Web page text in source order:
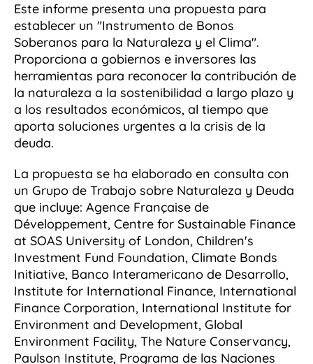
Este informe presenta una propuesta para
establecer un "Instrumento de Bonos
Soberanos para la Naturaleza y el Clima".
Proporciona a gobiernos e inversores las
herramientas para reconocer la contribución de
la naturaleza a la sostenibilidad a largo plazo y
a los resultados económicos, al tiempo que
aporta soluciones urgentes a la crisis de la
deuda.
La propuesta se ha elaborado en consulta con
un Grupo de Trabajo sobre Naturaleza y Deuda
que incluye: Agence Française de
Développement, Centre for Sustainable Finance
at SOAS University of London, Children's
Investment Fund Foundation, Climate Bonds
Initiative, Banco Interamericano de Desarrollo,
Institute for International Finance, International
Finance Corporation, International Institute for
Environment and Development, Global
Environment Facility, The Nature Conservancy,
Paulson Institute, Programa de las Naciones